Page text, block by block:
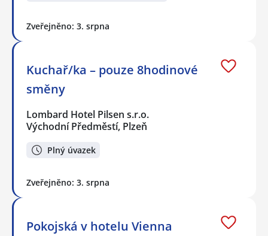
Zveřejněno: 3. srpna
Kuchař/ka – pouze 8hodinové
směny
Lombard Hotel Pilsen s.r.o.
Východní Předměstí, Plzeň
Plný úvazek
Zveřejněno: 3. srpna
Pokojská v hotelu Vienna